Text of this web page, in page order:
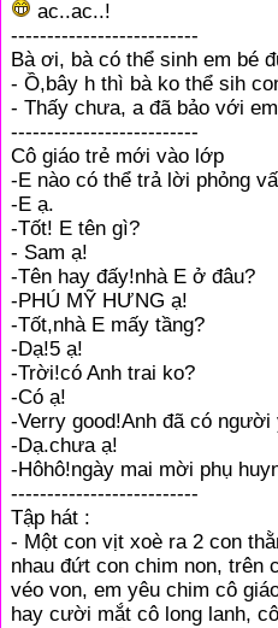
ac..ac..!
--------------------------
Bà ơi, bà có thể sinh em bé
- Ồ,bây h thì bà ko thể sih
- Thấy chưa, a đã bảo với
--------------------------
Cô giáo trẻ mới vào lớp
-E nào có thể trả lời phỏng
-E ạ.
-Tốt! E tên gì?
- Sam ạ!
-Tên hay đấy!nhà E ở đâu?
-PHÚ MỸ HƯNG ạ!
-Tốt,nhà E mấy tầng?
-Dạ!5 ạ!
-Trời!có Anh trai ko?
-Có ạ!
-Verry good!Anh đã có người
-Dạ.chưa ạ!
-Hôhô!ngày mai mời phụ
--------------------------
Tập hát :
- Một con vịt xoè ra 2 con
nhau đứt con chim non, trên
véo von, em yêu chim cô
hay cười mắt cô long lanh,